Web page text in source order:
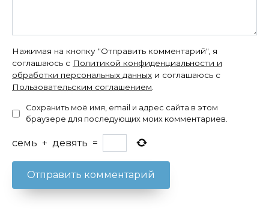
Нажимая на кнопку "Отправить комментарий", я
соглашаюсь с Политикой конфиденциальности и
обработки персональных данных и соглашаюсь с
Пользовательским соглашением.
Сохранить моё имя, email и адрес сайта в этом
браузере для последующих моих комментариев.
семь + девять =